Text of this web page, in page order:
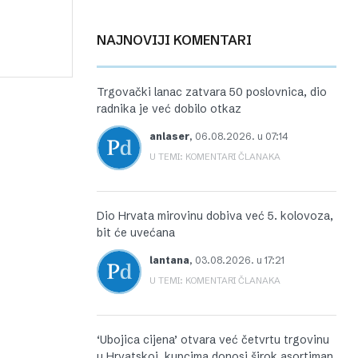
NAJNOVIJI KOMENTARI
Trgovački lanac zatvara 50 poslovnica, dio
radnika je već dobilo otkaz
anlaser, 06.08.2026. u 07:14
U TEMI: KOMENTARI ČLANAKA
Dio Hrvata mirovinu dobiva već 5. kolovoza,
bit će uvećana
lantana, 03.08.2026. u 17:21
U TEMI: KOMENTARI ČLANAKA
‘Ubojica cijena’ otvara već četvrtu trgovinu